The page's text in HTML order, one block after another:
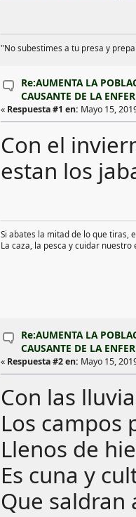
"No subestimes a tu presa y
Re:AUMENTA LA
CAUSANTE DE LA
« Respuesta #1 en: Mayo 15,
Con el
estan los
Si abates la mitad de lo que tiras,
La caza, la pesca y cuidar
Re:AUMENTA LA
CAUSANTE DE LA
« Respuesta #2 en: Mayo 15,
Con las
Los campos
Llenos de
Es cuna y
Que saldran